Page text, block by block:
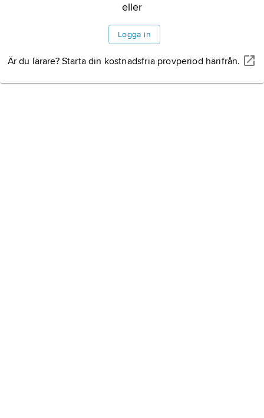
eller
Logga in
Är du lärare? Starta din kostnadsfria provperiod härifrån.